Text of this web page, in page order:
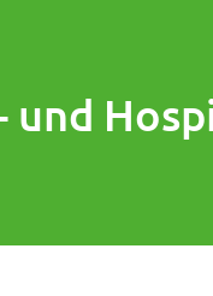
und